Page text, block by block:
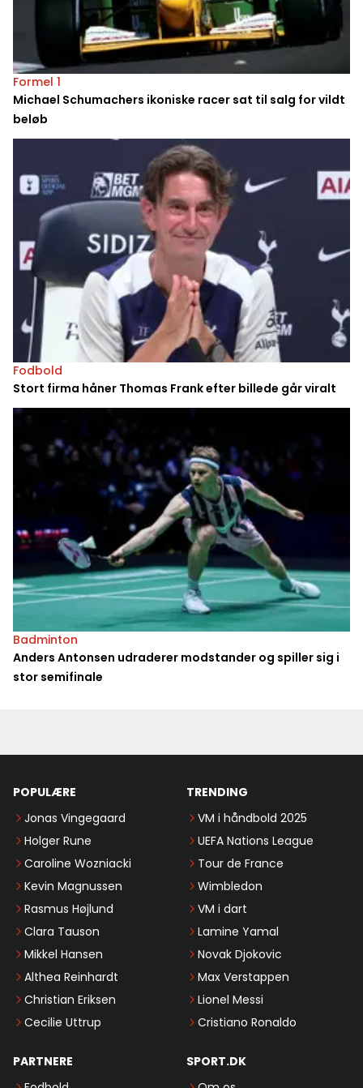
Formel 1
Michael Schumachers ikoniske racer sat til salg for vildt
beløb
Fodbold
Stort firma håner Thomas Frank efter billede går viralt
Badminton
Anders Antonsen udraderer modstander og spiller sig i
stor semifinale
POPULÆRE
Jonas Vingegaard
Holger Rune
Caroline Wozniacki
Kevin Magnussen
Rasmus Højlund
Clara Tauson
Mikkel Hansen
Althea Reinhardt
Christian Eriksen
Cecilie Uttrup
TRENDING
VM i håndbold 2025
UEFA Nations League
Tour de France
Wimbledon
VM i dart
Lamine Yamal
Novak Djokovic
Max Verstappen
Lionel Messi
Cristiano Ronaldo
PARTNERE
SPORT.DK